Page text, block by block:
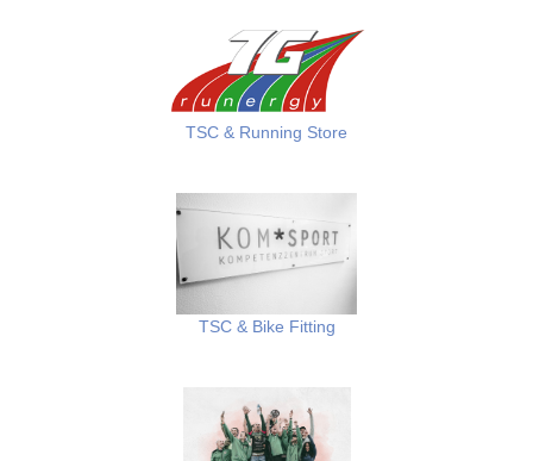
TSC & Running Store
TSC & Bike Fitting